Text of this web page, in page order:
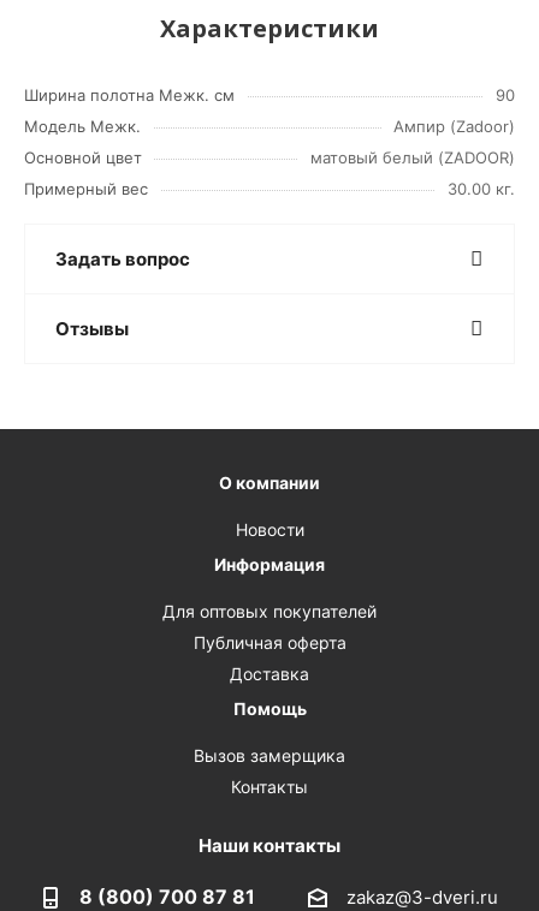
Характеристики
Ширина полотна Межк. см
90
Модель Межк.
Ампир (Zadoor)
Основной цвет
матовый белый (ZADOOR)
Примерный вес
30.00 кг.
Задать вопрос
Отзывы
О компании
Новости
Информация
Для оптовых покупателей
Публичная оферта
Доставка
Помощь
Вызов замерщика
Контакты
Наши контакты
8 (800) 700 87 81 zakaz@3-dveri.ru